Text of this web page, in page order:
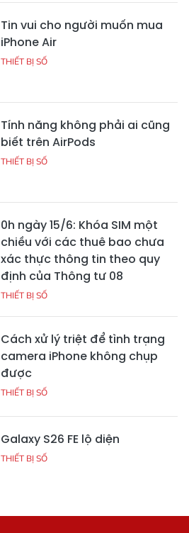
Tin vui cho người muốn mua
iPhone Air
THIẾT BỊ SỐ
Tính năng không phải ai cũng
biết trên AirPods
THIẾT BỊ SỐ
0h ngày 15/6: Khóa SIM một
chiều với các thuê bao chưa
xác thực thông tin theo quy
định của Thông tư 08
THIẾT BỊ SỐ
Cách xử lý triệt để tình trạng
camera iPhone không chụp
được
THIẾT BỊ SỐ
Galaxy S26 FE lộ diện
THIẾT BỊ SỐ